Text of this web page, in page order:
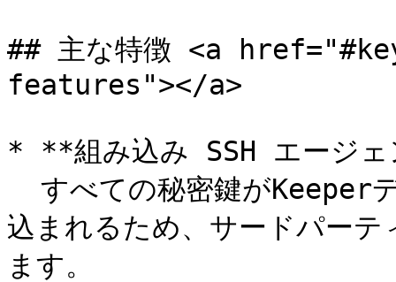
## 主な特徴 <a
features"></a>
* **組み込み SSH エージ
込まれるため、サードパーテ
ます。